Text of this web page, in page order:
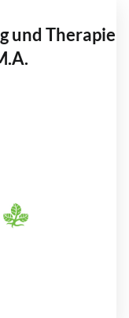
und Therapie